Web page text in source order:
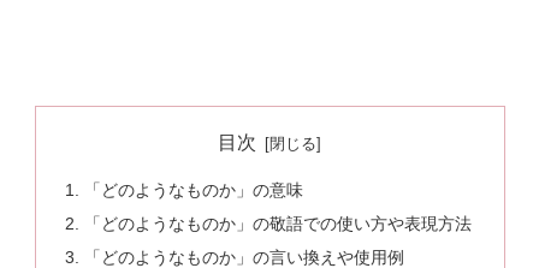
目次
「どのようなものか」の意味
「どのようなものか」の敬語での使い方や表現方法
「どのようなものか」の言い換えや使用例